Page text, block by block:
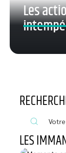
Les
LES